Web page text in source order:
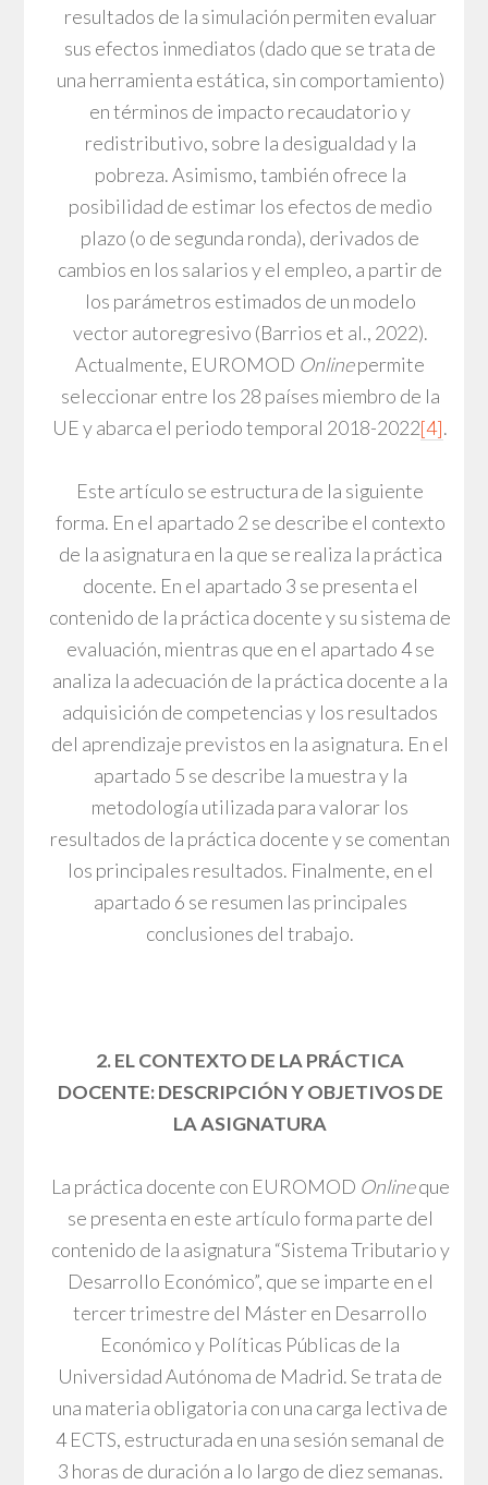
resultados de la simulación permiten evaluar
sus efectos inmediatos (dado que se trata de
una herramienta estática, sin comportamiento)
en términos de impacto recaudatorio y
redistributivo, sobre la desigualdad y la
pobreza. Asimismo, también ofrece la
posibilidad de estimar los efectos de medio
plazo (o de segunda ronda), derivados de
cambios en los salarios y el empleo, a partir de
los parámetros estimados de un modelo
vector autoregresivo (Barrios et al., 2022).
Actualmente, EUROMOD Onlinepermite
seleccionar entre los 28 países miembro de la
UE y abarca el periodo temporal 2018-2022[4].
Este artículo se estructura de la siguiente
forma. En el apartado 2 se describe el contexto
de la asignatura en la que se realiza la práctica
docente. En el apartado 3 se presenta el
contenido de la práctica docente y su sistema de
evaluación, mientras que en el apartado 4 se
analiza la adecuación de la práctica docente a la
adquisición de competencias y los resultados
del aprendizaje previstos en la asignatura. En el
apartado 5 se describe la muestra y la
metodología utilizada para valorar los
resultados de la práctica docente y se comentan
los principales resultados. Finalmente, en el
apartado 6 se resumen las principales
conclusiones del trabajo.
2. EL CONTEXTO DE LA PRÁCTICA
DOCENTE: DESCRIPCIÓN Y OBJETIVOS DE
LA ASIGNATURA
La práctica docente con EUROMOD Onlineque
se presenta en este artículo forma parte del
contenido de la asignatura “Sistema Tributario y
Desarrollo Económico”, que se imparte en el
tercer trimestre del Máster en Desarrollo
Económico y Políticas Públicas de la
Universidad Autónoma de Madrid. Se trata de
una materia obligatoria con una carga lectiva de
4 ECTS, estructurada en una sesión semanal de
3 horas de duración a lo largo de diez semanas.